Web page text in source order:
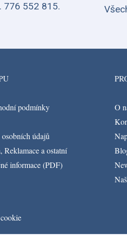
776 552 815.
podmínky
údajů
Reklamace a ostatní
informace (PDF)
O